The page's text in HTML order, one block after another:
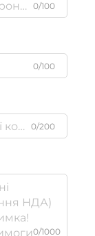
0/100
0/100
0/200
0/1000